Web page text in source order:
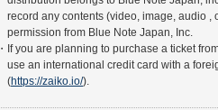
record any contents (video, image, audio
permission from Blue Note Japan, Inc.
・If you are planning to purchase a ticket
use an international credit card with a
(https://zaiko.io/).